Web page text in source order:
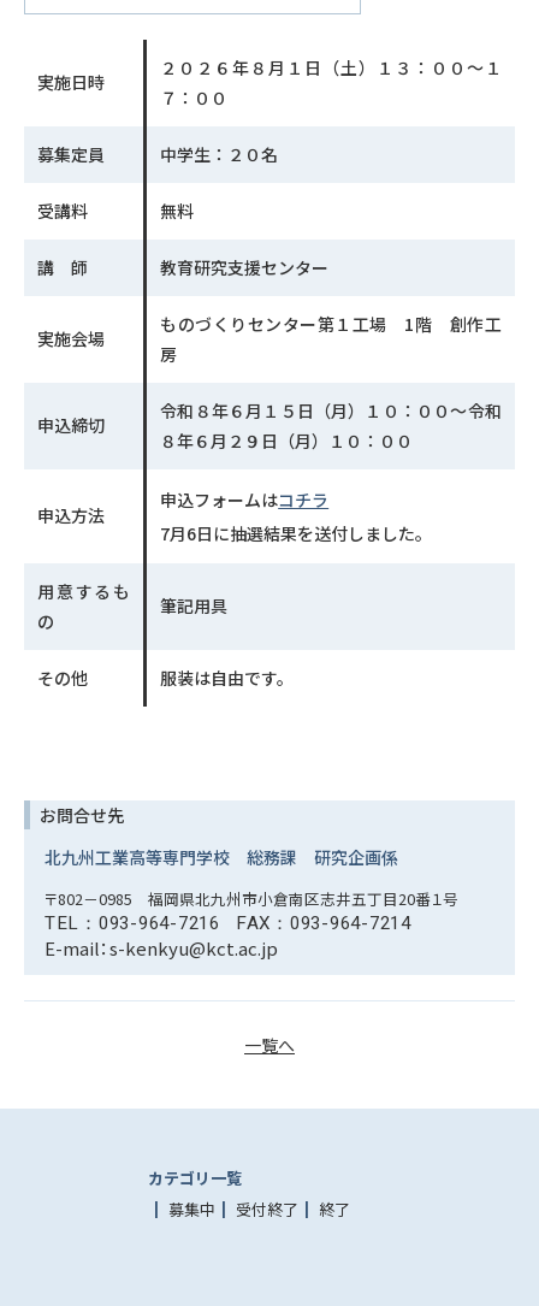
実施日時
２０２６年８月１日（土）１３：００～１
７：００
募集定員 中学生：２０名
受講料 無料
講 師 教育研究支援センター
実施会場
ものづくりセンター第１工場 1階 創作工
房
申込締切
令和８年６月１５日（月）１０：００～令和
８年６月２９日（月）１０：００
申込方法
申込フォームはコチラ
7月6日に抽選結果を送付しました。
用意するも
の
筆記用具
その他 服装は自由です。
お問合せ先
北九州工業高等専門学校
総務課 研究企画係
〒802－0985 福岡県北九州市小倉南区志井五丁目20番１号
TEL：093-964-7216 FAX：093-964-7214
E-mail：s-kenkyu
一覧へ
カテゴリ一覧
募集中
受付終了 終了